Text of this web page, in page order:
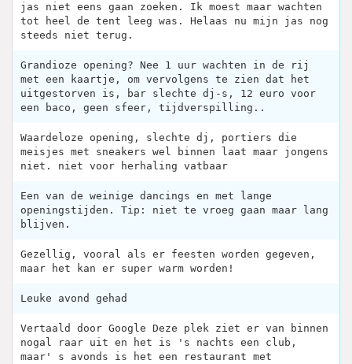
jas niet eens gaan zoeken. Ik moest maar wachten
tot heel de tent leeg was. Helaas nu mijn jas nog
steeds niet terug.
Grandioze opening? Nee 1 uur wachten in de rij
met een kaartje, om vervolgens te zien dat het
uitgestorven is, bar slechte dj-s, 12 euro voor
een baco, geen sfeer, tijdverspilling..
Waardeloze opening, slechte dj, portiers die
meisjes met sneakers wel binnen laat maar jongens
niet. niet voor herhaling vatbaar
Een van de weinige dancings en met lange
openingstijden. Tip: niet te vroeg gaan maar lang
blijven.
Gezellig, vooral als er feesten worden gegeven,
maar het kan er super warm worden!
Leuke avond gehad
Vertaald door Google Deze plek ziet er van binnen
nogal raar uit en het is 's nachts een club,
maar' s avonds is het een restaurant met